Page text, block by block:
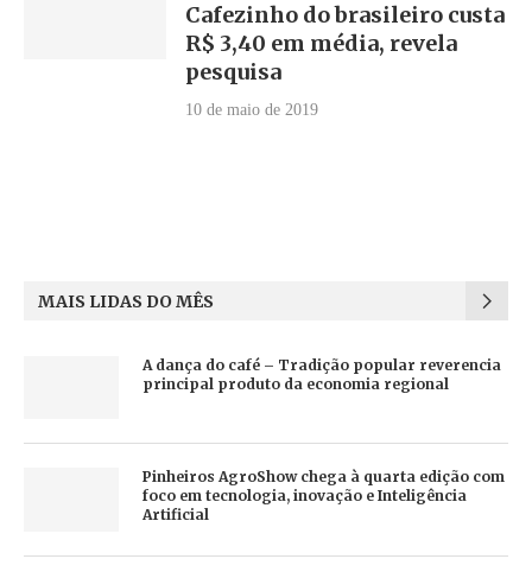
Cafezinho do brasileiro custa
R$ 3,40 em média, revela
pesquisa
10 de maio de 2019
MAIS LIDAS DO MÊS
A dança do café – Tradição popular reverencia
principal produto da economia regional
Pinheiros AgroShow chega à quarta edição com
foco em tecnologia, inovação e Inteligência
Artificial